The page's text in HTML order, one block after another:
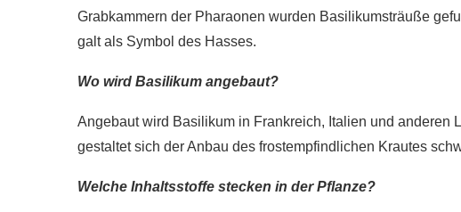
Grabkammern der Pharaonen wurden Basilikumsträuße
galt als Symbol des Hasses.
Wo wird Basilikum angebaut?
Angebaut wird Basilikum in Frankreich, Italien und anderen
gestaltet sich der Anbau des frostempfindlichen Krautes
Welche Inhaltsstoffe stecken in der Pflanze?